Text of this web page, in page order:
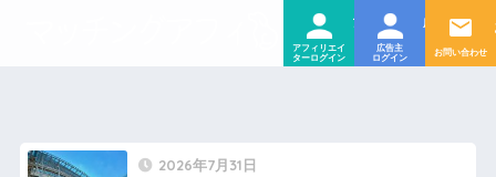
アフィリエイター ログイ
広告主ログ
2026年7月31日